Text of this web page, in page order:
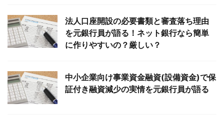
法人口座開設の必要書類と審査落ち理由
を元銀行員が語る！ネット銀行なら簡単
に作りやすいの？厳しい？
中小企業向け事業資金融資(設備資金)で保
証付き融資減少の実情を元銀行員が語る